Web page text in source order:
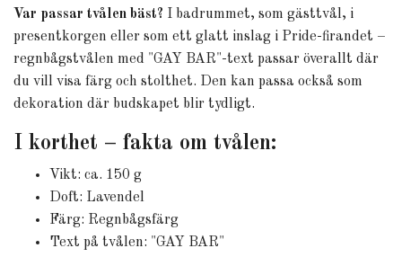
Var passar tvålen bäst? I badrummet, som gästtvål, i
presentkorgen eller som ett glatt inslag i Pride-firandet –
regnbågstvålen med "GAY BAR"-text passar överallt där
du vill visa färg och stolthet. Den kan passa också som
dekoration där budskapet blir tydligt.
I korthet – fakta om tvålen:
Vikt: ca. 150 g
Doft: Lavendel
Färg: Regnbågsfärg
Text på tvålen: "GAY BAR"